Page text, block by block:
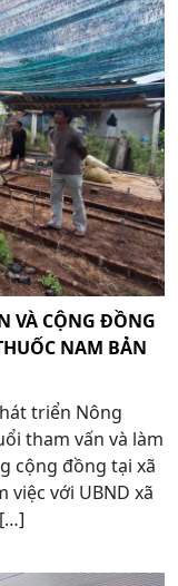
VÀ CỘNG ĐỒNG
NAM BẢN
triển Nông
tham vấn và làm
cộng đồng tại xã
việc với UBND xã